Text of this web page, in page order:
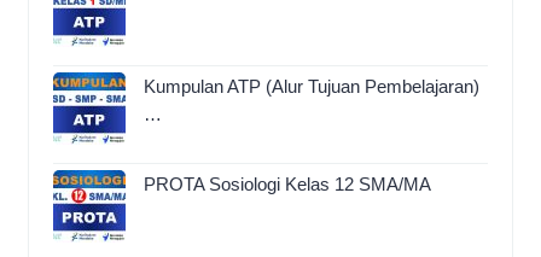
Kumpulan ATP (Alur Tujuan Pembelajaran)
…
PROTA Sosiologi Kelas 12 SMA/MA